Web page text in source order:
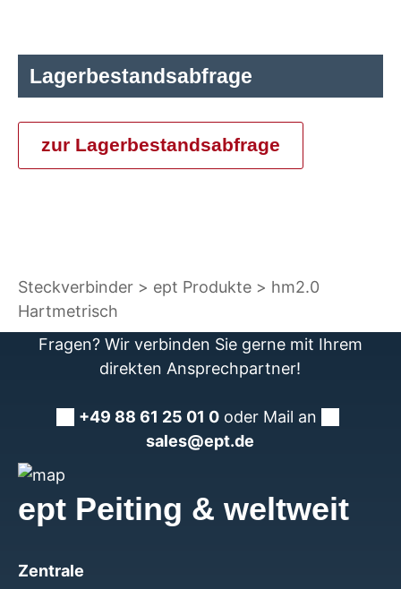
Lagerbestandsabfrage
zur Lagerbestandsabfrage
Steckverbinder ept Produkte
hm2.0
Hartmetrisch
Fragen? Wir verbinden Sie gerne mit Ihrem
direkten Ansprechpartner!
+49 88 61 25 01 0 oder Mail an
sales@ept.de
ept Peiting & weltweit
Zentrale